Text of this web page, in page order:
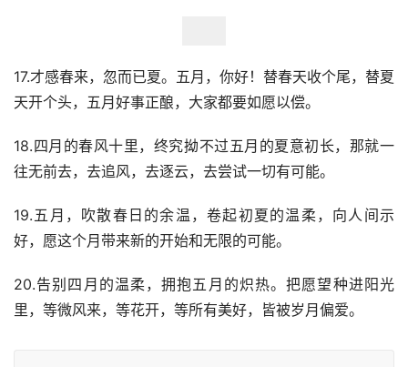
17.才感春来，忽而已夏。五月，你好！替春天收个尾，替夏
天开个头，五月好事正酿，大家都要如愿以偿。
18.四月的春风十里，终究拗不过五月的夏意初长，那就一
往无前去，去追风，去逐云，去尝试一切有可能。
19.五月，吹散春日的余温，卷起初夏的温柔，向人间示
好，愿这个月带来新的开始和无限的可能。
20.告别四月的温柔，拥抱五月的炽热。把愿望种进阳光
里，等微风来，等花开，等所有美好，皆被岁月偏爱。